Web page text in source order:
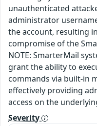
unauthenticated
administrator
the account, resulting
compromise of the
NOTE: SmarterMail
grant the ability to
commands via built-in
effectively providing
access on the
Severity